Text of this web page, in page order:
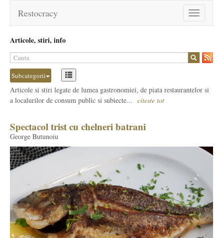
Toggle
navigation
Restocracy
Articole, stiri, info
Subcategorii
Articole si stiri legate de lumea gastronomiei, de piata restaurantelor si
a localurilor de consum public si subiecte... citeste tot
Spectacol trist cu chelneri batrani
George Butunoiu